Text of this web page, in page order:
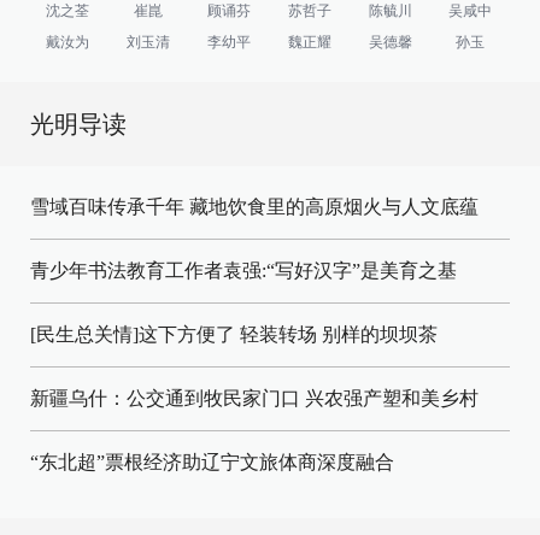
沈之荃 崔崑 顾诵芬 苏哲子 陈毓川
吴咸中
戴汝为
刘玉清 李幼平 魏正耀 吴德馨 孙玉
光明导读
雪域百味传承千年 藏地饮食里的高原烟火与人文底蕴
青少年书法教育工作者袁强:“写好汉字”是美育之基
[民生总关情]这下方便了 轻装转场 别样的坝坝茶
新疆乌什：公交通到牧民家门口 兴农强产塑和美乡村
“东北超”票根经济助辽宁文旅体商深度融合